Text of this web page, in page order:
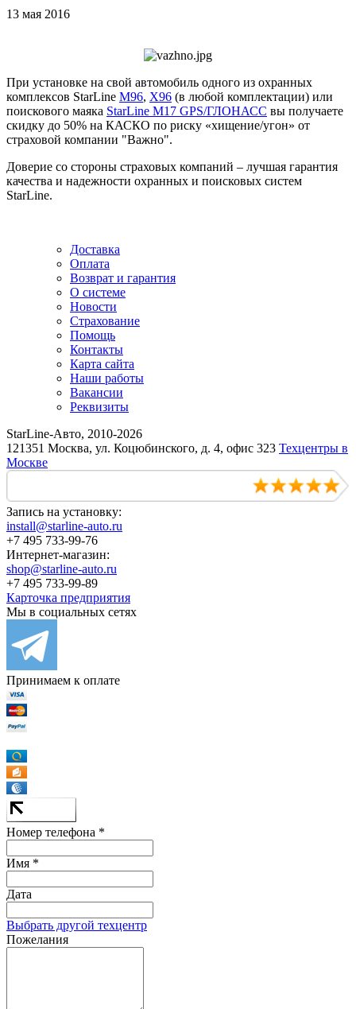
13 мая 2016
При установке на свой автомобиль одного из охранных
комплексов StarLine M96, X96 (в любой комплектации) или
поискового маяка StarLine M17 GPS/ГЛОНАСС вы получаете
скидку до 50% на КАСКО по риску «хищение/угон» от
страховой компании "Важно".
Доверие со стороны страховых компаний – лучшая гарантия
качества и надежности охранных и поисковых систем
StarLine.
Доставка
Оплата
Возврат и гарантия
О системе
Новости
Страхование
Помощь
Контакты
Карта сайта
Наши работы
Вакансии
Реквизиты
StarLine-Авто, 2010-2026
121351 Москва, ул. Коцюбинского, д. 4, офис 323 Техцентры в
Москве
Запись на установку:
install@starline-auto.ru
+7 495 733-99-76
Интернет-магазин:
shop@starline-auto.ru
+7 495 733-99-89
Карточка предприятия
Мы в социальных сетях
Принимаем к оплате
Номер телефона *
Имя *
Дата
Выбрать другой техцентр
Пожелания